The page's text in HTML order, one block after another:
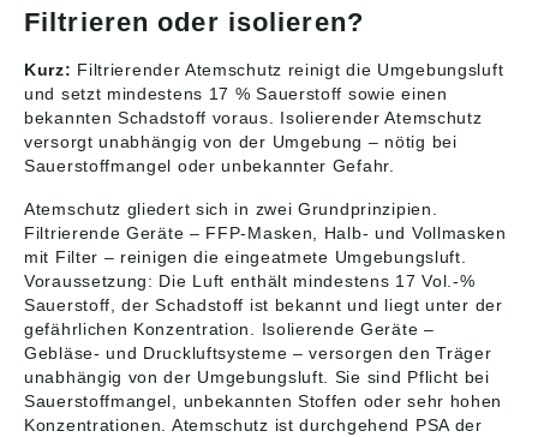
Bestehend aus: •
Schutz vor
Feinstäuben und
Nebeln
Anwendungsbereiche:
Unter anderem
Bauwirtschaft, Arznei-
Pflanzenschutzmittel,
Landwirtschaft,
Gartenbau,
Lebensmittel,
Feinchemikalien,
Umgang mit Gummi-
und Plastik,
Laborarbeiten
Zulassung/Norm:
Nach DIN EN
Filtrieren oder isolieren?
Kurz: Filtrierender Atemschutz reinigt die Umgebungsluft
und setzt mindestens 17 % Sauerstoff sowie einen
bekannten Schadstoff voraus. Isolierender Atemschutz
versorgt unabhängig von der Umgebung – nötig bei
Sauerstoffmangel oder unbekannter Gefahr.
Atemschutz gliedert sich in zwei Grundprinzipien.
Filtrierende Geräte – FFP-Masken, Halb- und Vollmasken
mit Filter – reinigen die eingeatmete Umgebungsluft.
Voraussetzung: Die Luft enthält mindestens 17 Vol.-%
Sauerstoff, der Schadstoff ist bekannt und liegt unter der
gefährlichen Konzentration. Isolierende Geräte –
Gebläse- und Druckluftsysteme – versorgen den Träger
unabhängig von der Umgebungsluft. Sie sind Pflicht bei
Sauerstoffmangel, unbekannten Stoffen oder sehr hohen
Konzentrationen. Atemschutz ist durchgehend PSA der